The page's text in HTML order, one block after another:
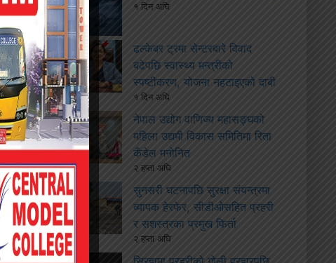
१ दिन अघि
ढल्केबर ट्रमा सेन्टरबारे विवाद
बढेपछि स्वास्थ्य मन्त्रीको
स्पष्टीकरण, योजना नहटाइएको दाबी
१ दिन अघि
नेपाल उद्योग वाणिज्य महासङ्घको
महिला उद्यमी विकास समितिमा रिता
कँडेल मनोनित
२ हप्ता अघि
सुनसरी घटनापछि सुरक्षा संयन्त्रमा
व्यापक हेरफेर, सीडीओसहित प्रहरी
र सशस्त्रका प्रमुख फिर्ता
२ हप्ता अघि